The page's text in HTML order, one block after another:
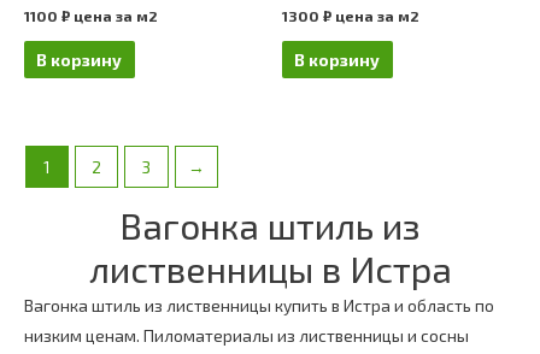
1100 ₽ цена за м2
В корзину
1300 ₽ цена за м2
В корзину
1 2 3 →
Вагонка штиль из
лиственницы в Истра
Вагонка штиль из лиственницы купить в Истра и область по
низким ценам. Пиломатериалы из лиственницы и сосны